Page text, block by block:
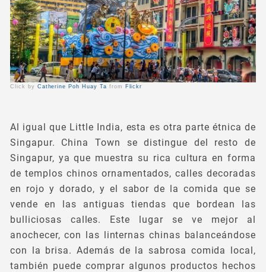
Click by Catherine Poh Huay Ta from Flickr
Al igual que Little India, esta es otra parte étnica de
Singapur. China Town se distingue del resto de
Singapur, ya que muestra su rica cultura en forma
de templos chinos ornamentados, calles decoradas
en rojo y dorado, y el sabor de la comida que se
vende en las antiguas tiendas que bordean las
bulliciosas calles. Este lugar se ve mejor al
anochecer, con las linternas chinas balanceándose
con la brisa. Además de la sabrosa comida local,
también puede comprar algunos productos hechos